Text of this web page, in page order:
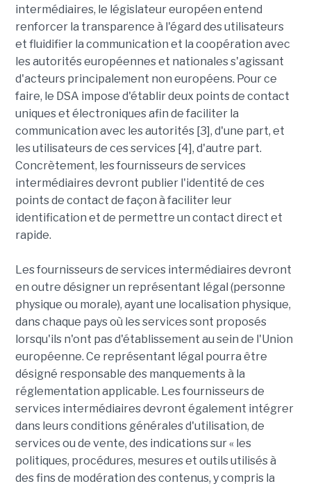
intermédiaires, le législateur européen entend
renforcer la transparence à l'égard des utilisateurs
et fluidifier la communication et la coopération avec
les autorités européennes et nationales s'agissant
d'acteurs principalement non européens. Pour ce
faire, le DSA impose d'établir deux points de contact
uniques et électroniques afin de faciliter la
communication avec les autorités [3], d'une part, et
les utilisateurs de ces services [4], d'autre part.
Concrètement, les fournisseurs de services
intermédiaires devront publier l'identité de ces
points de contact de façon à faciliter leur
identification et de permettre un contact direct et
rapide.
Les fournisseurs de services intermédiaires devront
en outre désigner un représentant légal (personne
physique ou morale), ayant une localisation physique,
dans chaque pays où les services sont proposés
lorsqu'ils n'ont pas d'établissement au sein de l'Union
européenne. Ce représentant légal pourra être
désigné responsable des manquements à la
réglementation applicable. Les fournisseurs de
services intermédiaires devront également intégrer
dans leurs conditions générales d'utilisation, de
services ou de vente, des indications sur « les
politiques, procédures, mesures et outils utilisés à
des fins de modération des contenus, y compris la